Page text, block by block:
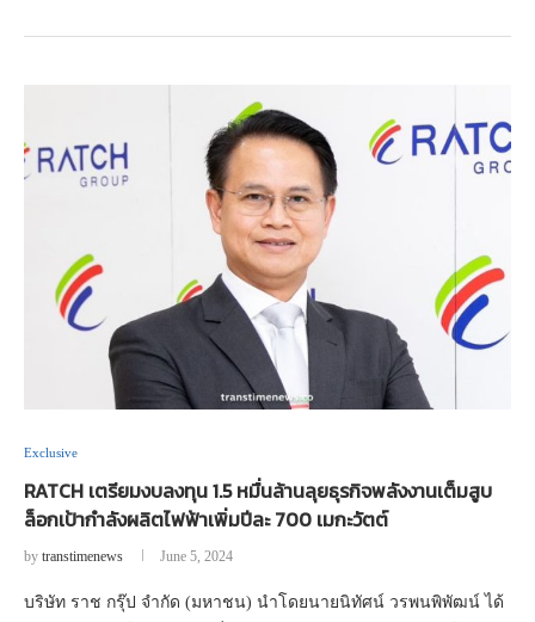
Exclusive
RATCH เตรียมงบลงทุน 1.5 หมื่นล้านลุยธุรกิจพลังงานเต็มสูบ
ล็อกเป้ากำลังผลิตไฟฟ้าเพิ่มปีละ 700 เมกะวัตต์
by transtimenews June 5, 2024
บริษัท ราช กรุ๊ป จำกัด (มหาชน) นำโดยนายนิทัศน์ วรพนพิพัฒน์ ได้